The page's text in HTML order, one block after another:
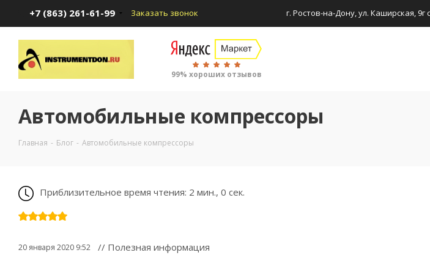
+7 (863) 261-61-99 Заказать звонок г. Ростов-на-Дону, ул. Каширская, 9г
99% хороших отзывов
Автомобильные компрессоры
Главная - Блог - Автомобильные компрессоры
Приблизительное время чтения: 2 мин., 0 сек.
20 января 2020 9:52 // Полезная информация